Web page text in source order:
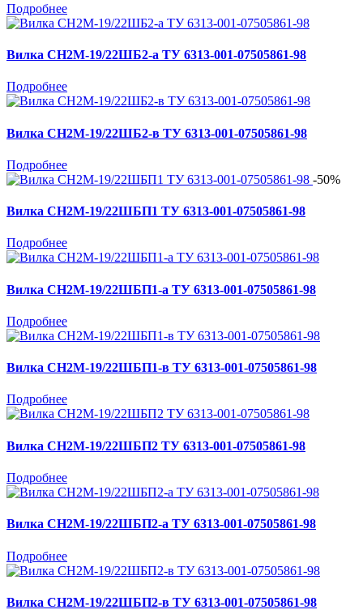
Подробнее
Вилка СН2М-19/22ШБ2-а ТУ 6313-001-07505861-98
Подробнее
Вилка СН2М-19/22ШБ2-в ТУ 6313-001-07505861-98
Подробнее
-50%
Вилка СН2М-19/22ШБП1 ТУ 6313-001-07505861-98
Подробнее
Вилка СН2М-19/22ШБП1-а ТУ 6313-001-07505861-98
Подробнее
Вилка СН2М-19/22ШБП1-в ТУ 6313-001-07505861-98
Подробнее
Вилка СН2М-19/22ШБП2 ТУ 6313-001-07505861-98
Подробнее
Вилка СН2М-19/22ШБП2-а ТУ 6313-001-07505861-98
Подробнее
Вилка СН2М-19/22ШБП2-в ТУ 6313-001-07505861-98